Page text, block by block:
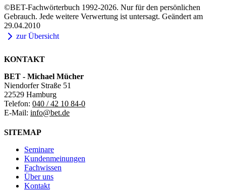
©BET-Fachwörterbuch 1992-2026. Nur für den persönlichen
Gebrauch. Jede weitere Verwertung ist untersagt. Geändert am
29.04.2010
zur Übersicht
KONTAKT
BET - Michael Mücher
Niendorfer Straße 51
22529 Hamburg
Telefon: 040 / 42 10 84-0
E-Mail: info@bet.de
SITEMAP
Seminare
Kundenmeinungen
Fachwissen
Über uns
Kontakt